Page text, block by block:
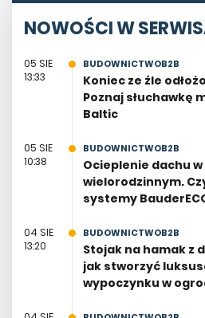
NOWOŚCI W
05 SIE
13:33
BUDOWNICTWOB2B
Koniec ze źle
Poznaj słuchawkę
Baltic
05 SIE
10:38
BUDOWNICTWOB2B
Ocieplenie dachu
wielorodzinnym.
systemy
04 SIE
13:20
BUDOWNICTWOB2B
Stojak na hamak z
jak stworzyć
wypoczynku w